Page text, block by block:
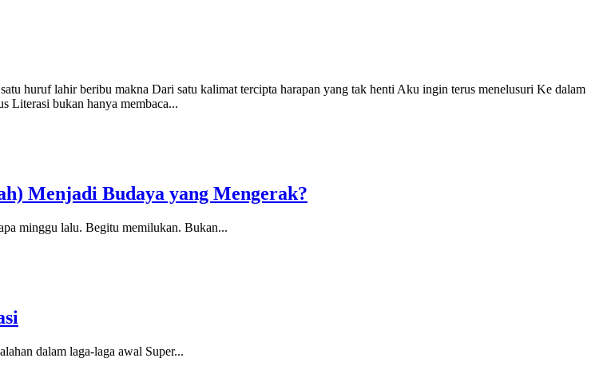
huruf lahir beribu makna Dari satu kalimat tercipta harapan yang tak henti Aku ingin terus menelusuri Ke dalam
Literasi bukan hanya membaca...
Menjadi Budaya yang Mengerak?
minggu lalu. Begitu memilukan. Bukan...
dalam laga-laga awal Super...